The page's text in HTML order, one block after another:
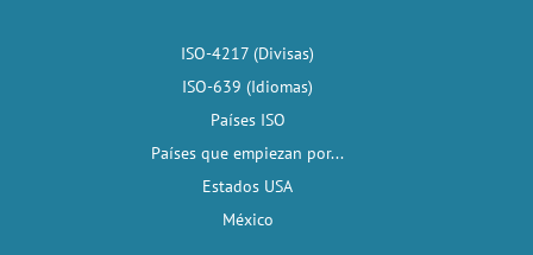
ISO-4217 (Divisas)
ISO-639 (Idiomas)
Países ISO
Países que empiezan por...
Estados USA
México